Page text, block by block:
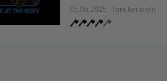
05.06.2025 Toni Keränen